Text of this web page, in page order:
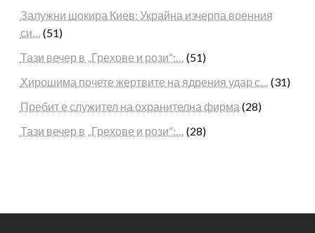
Залужни шокира Киев: Украйна изчерпа военния
си… (51)
Тази вечер в „Грехове и рози“:… (51)
Хирошима почете жертвите на ядрения удар с… (31)
Пребит е служител на охранителна фирма (28)
Тази вечер в „Грехове и рози“:… (28)